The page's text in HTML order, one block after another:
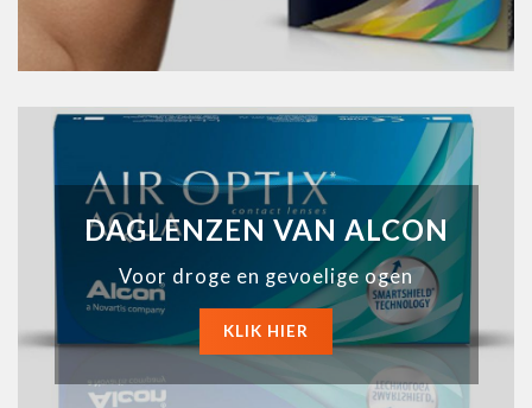
DAGLENZEN VAN ALCON
Voor droge en gevoelige ogen
KLIK HIER